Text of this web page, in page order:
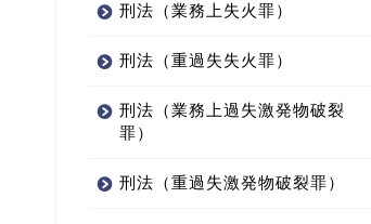
刑法（業務上失火罪）
刑法（重過失失火罪）
刑法（業務上過失激発物破裂
罪）
刑法（重過失激発物破裂罪）